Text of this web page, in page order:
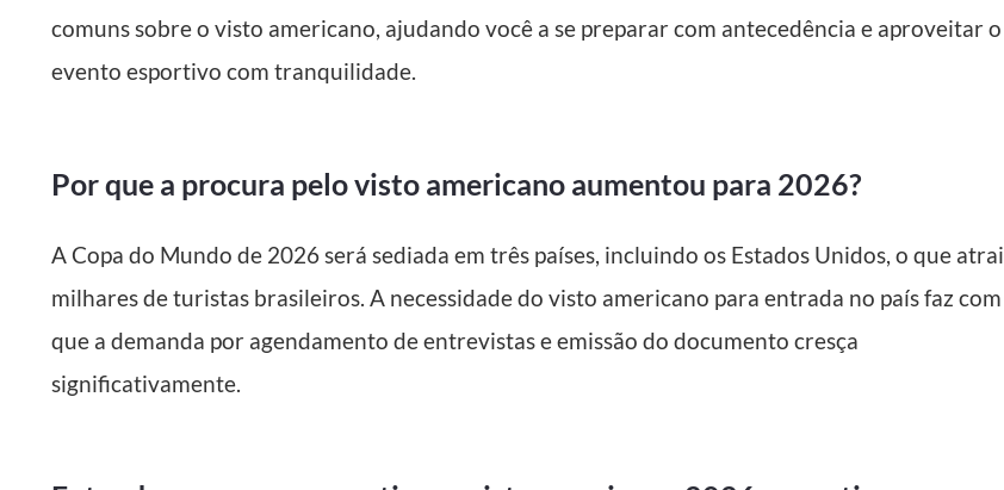
comuns sobre o visto americano, ajudando você a se preparar com antecedência e aproveitar o
evento esportivo com tranquilidade.
Por que a procura pelo visto americano aumentou para 2026?
A Copa do Mundo de 2026 será sediada em três países, incluindo os Estados Unidos, o que atrai
milhares de turistas brasileiros. A necessidade do visto americano para entrada no país faz com
que a demanda por agendamento de entrevistas e emissão do documento cresça
significativamente.